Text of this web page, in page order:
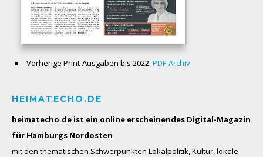
Vorherige Print-Ausgaben bis 2022: PDF-Archiv
HEIMATECHO.DE
heimatecho.de ist ein online erscheinendes Digital-Magazin
für Hamburgs Nordosten
mit den thematischen Schwerpunkten Lokalpolitik, Kultur, lokale